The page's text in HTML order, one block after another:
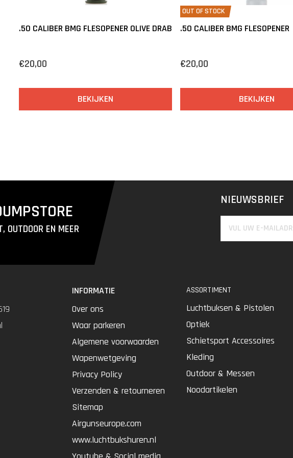
.50 CALIBER BMG FLESOPENER OLIVE DRAB
€20,00
BEKIJKEN
OUT OF STOCK
.50 CALIBER BMG FLESOPENER
€20,00
BEKIJKEN
OUTDOOR EN MEER
NIEUWSBRIEF
INFORMATIE
Over ons
Waar parkeren
Algemene voorwaarden
Wapenwetgeving
Privacy Policy
Verzenden & retourneren
Sitemap
Airgunseurope.com
www.luchtbukshuren.nl
ASSORTIMENT
Luchtbuksen & Pistolen
Optiek
Schietsport Accessoires
Kleding
Outdoor & Messen
Noodartikelen